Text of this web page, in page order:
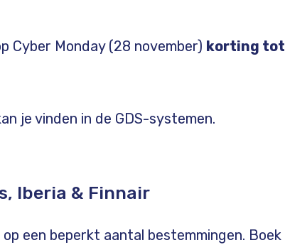
Cyber Monday (28 november) korting tot
je vinden in de GDS-systemen.
Iberia & Finnair
op een beperkt aantal bestemmingen. Boek